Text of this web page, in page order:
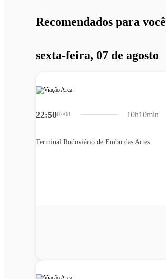
Recomendados para você
sexta-feira, 07 de agosto
22:5007/08
Terminal Rodoviário de Embu das Artes
10h10min